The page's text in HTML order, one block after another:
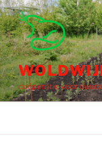
Ga
naar
de
inhoud
coöperatie voor